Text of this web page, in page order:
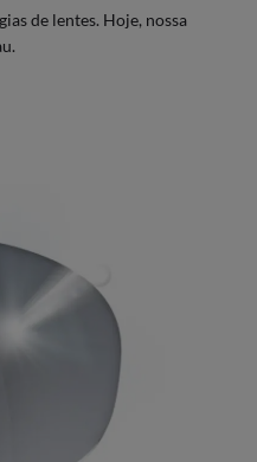
de lentes. Hoje, nossa